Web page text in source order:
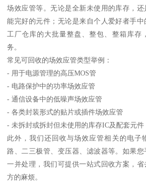
场效应管等。无论是全新未使用的库存，
能完好的元件；无论是来自个人爱好者手
工厂仓库的大批量整盘、整包、整箱库存
务。
常见可回收的场效应管类型举例：
- 用于电源管理的高压MOS管
- 电路保护中的功率场效应管
- 通信设备中的低噪声场效应管
- 各类封装形式的贴片或插件场效应管
- 未拆封或拆封但未使用的库存IC及配套元件
此外，我们还回收与场效应管相关的电子
路、二三极管、变压器、滤波器等。如果
一并处理，我们可提供一站式回收方案，
方的麻烦。